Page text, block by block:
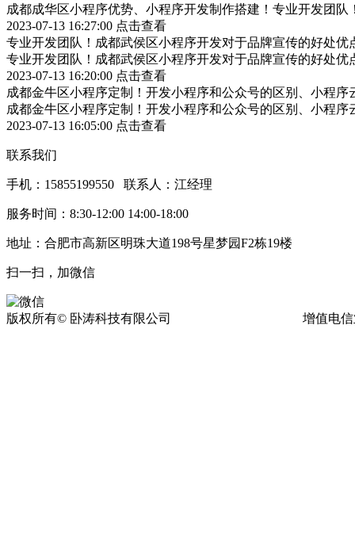
成都成华区小程序优势、小程序开发制作搭建！专业开发团队
2023-07-13 16:27:00 点击查看
专业开发团队！成都武侯区小程序开发对于品牌宣传的好处优
专业开发团队！成都武侯区小程序开发对于品牌宣传的好处优
2023-07-13 16:20:00 点击查看
成都金牛区小程序定制！开发小程序和公众号的区别、小程
成都金牛区小程序定制！开发小程序和公众号的区别、小程
2023-07-13 16:05:00 点击查看
联系我们
手机：15855199550 联系人：江经理
服务时间：8:30-12:00 14:00-18:00
地址：合肥市高新区明珠大道198号星梦园F2栋19楼
扫一扫，加微信
版权所有© 卧涛科技有限公司 增值电